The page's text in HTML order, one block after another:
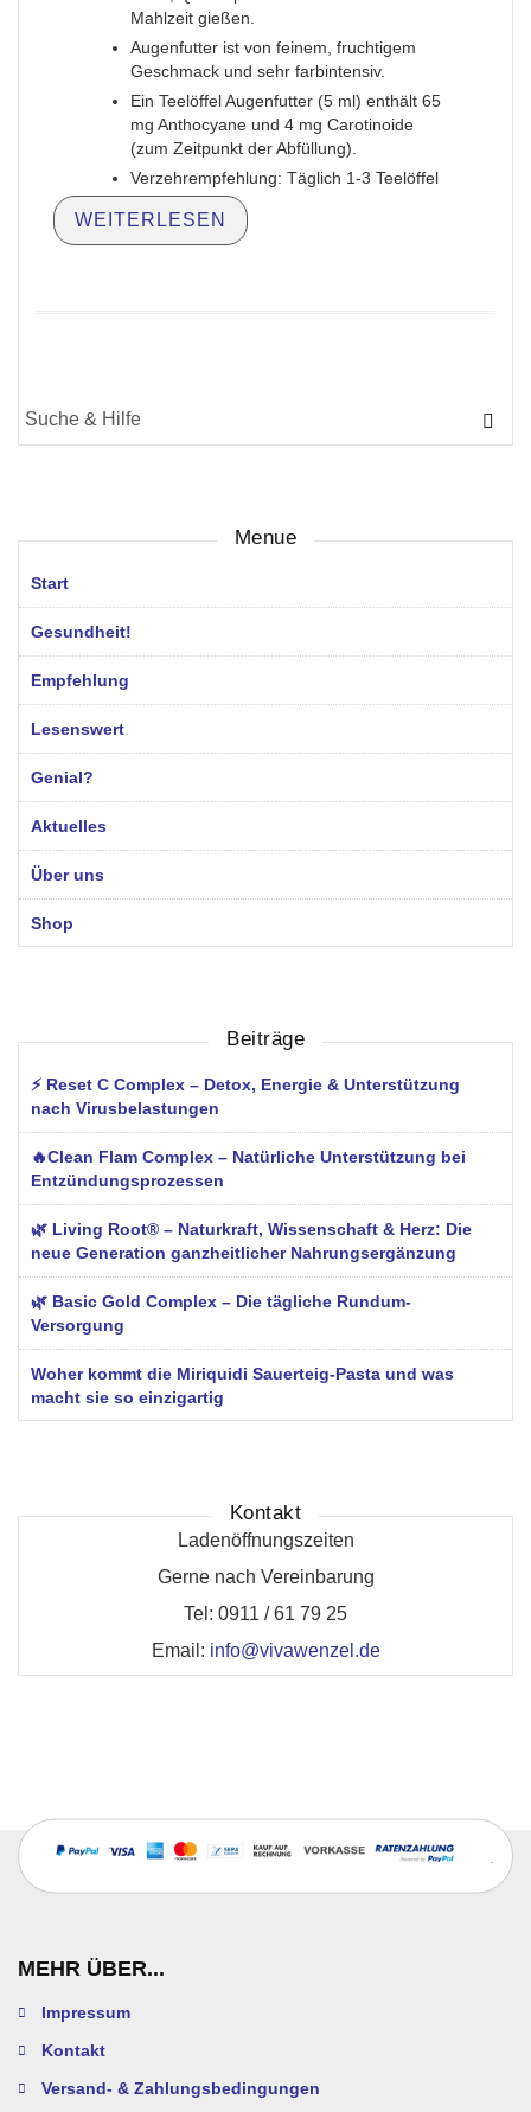
Mahlzeit gießen.
Augenfutter ist von feinem, fruchtigem
Geschmack und sehr farbintensiv.
Ein Teelöffel Augenfutter (5 ml) enthält 65
mg Anthocyane und 4 mg Carotinoide
(zum Zeitpunkt der Abfüllung).
Verzehrempfehlung: Täglich 1-3 Teelöffel
WEITERLESEN
Menue
Start
Gesundheit!
Empfehlung
Lesenswert
Genial?
Aktuelles
Über uns
Shop
Beiträge
⚡ Reset C Complex – Detox, Energie & Unterstützung
nach Virusbelastungen
🔥Clean Flam Complex – Natürliche Unterstützung bei
Entzündungsprozessen
🌿 Living Root® – Naturkraft, Wissenschaft & Herz: Die
neue Generation ganzheitlicher Nahrungsergänzung
🌿 Basic Gold Complex – Die tägliche Rundum-
Versorgung
Woher kommt die Miriquidi Sauerteig-Pasta und was
macht sie so einzigartig
Kontakt
Ladenöffnungszeiten
Gerne nach Vereinbarung
Tel: 0911 / 61 79 25
Email: info@vivawenzel.de
MEHR ÜBER...
Impressum
Kontakt
Versand- & Zahlungsbedingungen